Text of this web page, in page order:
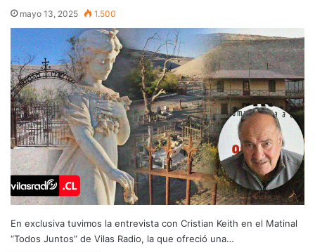
mayo 13, 2025 1.500
En exclusiva tuvimos la entrevista con Cristian Keith en el Matinal
“Todos Juntos” de Vilas Radio, la que ofreció una…